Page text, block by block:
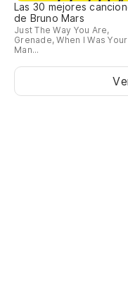
Las 30 mejores
de Bruno Mars
Just The Way You Are,
Grenade, When I Was Your
Man...